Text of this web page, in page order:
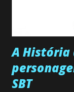
A História
SBT